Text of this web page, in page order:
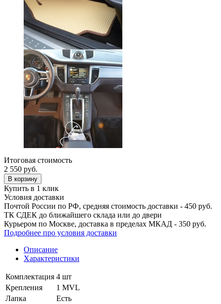
Итоговая стоимость
2 550 руб.
В корзину
Купить в 1 клик
Условия доставки
Почтой России по РФ, средняя стоимость доставки - 450 руб.
ТК СДЕК до ближайшего склада или до двери
Курьером по Москве, доставка в пределах МКАД - 350 руб.
Подробнее про условия доставки
Описание
Характеристики
Комплектация 4 шт
Крепления
1 MVL
Лапка
Есть